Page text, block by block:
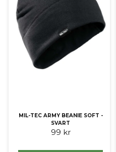
MIL-TEC ARMY BEANIE SOFT -
SVART
99 kr